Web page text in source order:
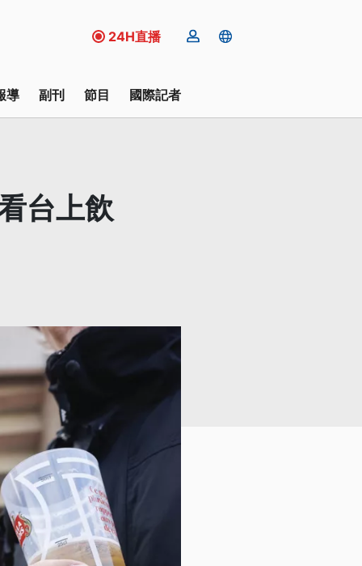
24H直播
導 副刊 節目 國際記者
台上飲